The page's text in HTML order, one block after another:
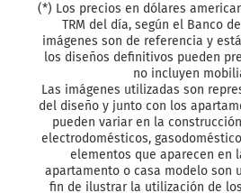
(*) Los precios en dólares
TRM del día, según el Banco
imágenes son de referencia y
los diseños definitivos pueden
no incluyen
Las imágenes utilizadas son
del diseño y junto con los
pueden variar en la
electrodomésticos,
elementos que aparecen en
apartamento o casa modelo son
fin de ilustrar la utilización de